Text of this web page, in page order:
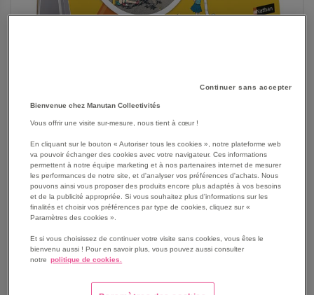
SKIP
BEGINNING
IMAGES
GALLERY
Les avantages
Les petits détectives, un outil complet pour développer
langage et compétences sociales.
travaillant la construction de phrases, le vocabulaire et
l’utilisation des connecteurs logiques
compréhension des émotions, résolution de conflits,
Continuer sans accepter
Bienvenue chez Manutan Collectivités
Vous offrir une visite sur-mesure, nous tient à cœur !
En cliquant sur le bouton « Autoriser tous les cookies », notre plateforme web
va pouvoir échanger des cookies avec votre navigateur. Ces informations
permettent à notre équipe marketing et à nos partenaires internet de mesurer
les performances de notre site, et d'analyser vos préférences d'achats. Nous
pouvons ainsi vous proposer des produits encore plus adaptés à vos besoins
et de la publicité appropriée. Si vous souhaitez plus d'informations sur les
finalités et choisir vos préférences par type de cookies, cliquez sur «
Paramètres des cookies ».
Et si vous choisissez de continuer votre visite sans cookies, vous êtes le
bienvenu aussi ! Pour en savoir plus, vous pouvez aussi consulter
notre politique de cookies.